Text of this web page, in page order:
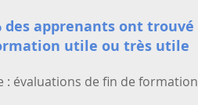
des apprenants ont trouvé
utile ou très utile
: évaluations de fin de formation